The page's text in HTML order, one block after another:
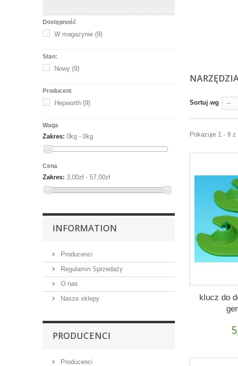
Dostępność
W magazynie (9)
Stan:
Nowy (9)
Producent
Hepworth (9)
Waga
Zakres: 0kg - 0kg
Cena
Zakres: 3,00zł - 57,00zł
INFORMATION
Producenci
Regulamin Sprzedaży
O nas
Nasze sklepy
PRODUCENCI
Producenci
Sortuj wg --
Pokazuje 1 - 9 z
klucz do